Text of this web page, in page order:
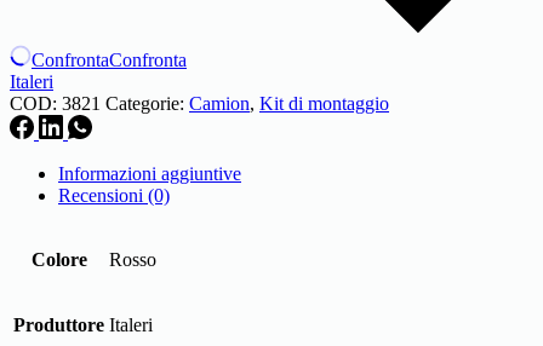
ConfrontaConfronta
Italeri
COD: 3821 Categorie: Camion, Kit di montaggio
Informazioni aggiuntive
Recensioni (0)
Colore Rosso
Produttore Italeri